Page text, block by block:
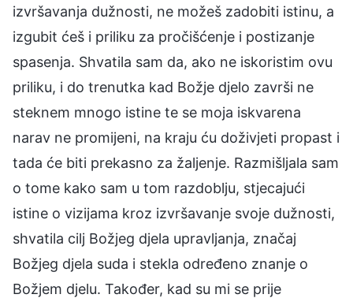
izvršavanja dužnosti, ne možeš zadobiti istinu, a
izgubit ćeš i priliku za pročišćenje i postizanje
spasenja. Shvatila sam da, ako ne iskoristim ovu
priliku, i do trenutka kad Božje djelo završi ne
steknem mnogo istine te se moja iskvarena
narav ne promijeni, na kraju ću doživjeti propast i
tada će biti prekasno za žaljenje. Razmišljala sam
o tome kako sam u tom razdoblju, stjecajući
istine o vizijama kroz izvršavanje svoje dužnosti,
shvatila cilj Božjeg djela upravljanja, značaj
Božjeg djela suda i stekla određeno znanje o
Božjem djelu. Također, kad su mi se prije